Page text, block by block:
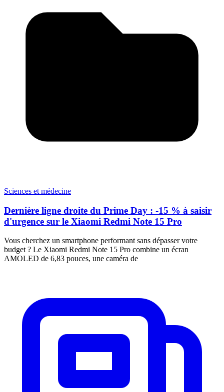
Sciences et médecine
Dernière ligne droite du Prime Day : -15 % à saisir
d'urgence sur le Xiaomi Redmi Note 15 Pro
Vous cherchez un smartphone performant sans dépasser votre
budget ? Le Xiaomi Redmi Note 15 Pro combine un écran
AMOLED de 6,83 pouces, une caméra de